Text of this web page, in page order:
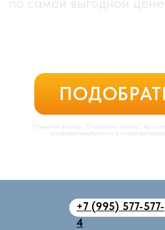
+7 (995) 577-577-
4